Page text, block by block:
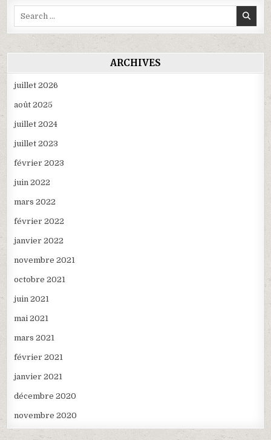
ARCHIVES
juillet 2026
août 2025
juillet 2024
juillet 2023
février 2023
juin 2022
mars 2022
février 2022
janvier 2022
novembre 2021
octobre 2021
juin 2021
mai 2021
mars 2021
février 2021
janvier 2021
décembre 2020
novembre 2020